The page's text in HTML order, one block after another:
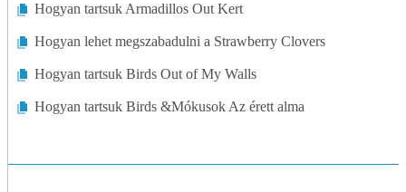
Hogyan tartsuk Armadillos Out Kert
Hogyan lehet megszabadulni a Strawberry Clovers
Hogyan tartsuk Birds Out of My Walls
Hogyan tartsuk Birds &Mókusok Az érett alma